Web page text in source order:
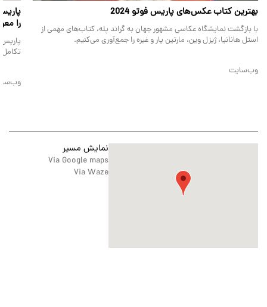
بهترین کتاب عکس‌های پاریس فوتو 2024
با بازگشت نمایشگاه عکاسی مشهور جهان به گراند پله، کتاب‌های مهمی از
استل هانانیا، ژیزل وین، مارتین پار و غیره را جمع‌آوری می‌کنیم.
وب‌سایت
را
نمایش مسیر
Via Google maps
Via Waze